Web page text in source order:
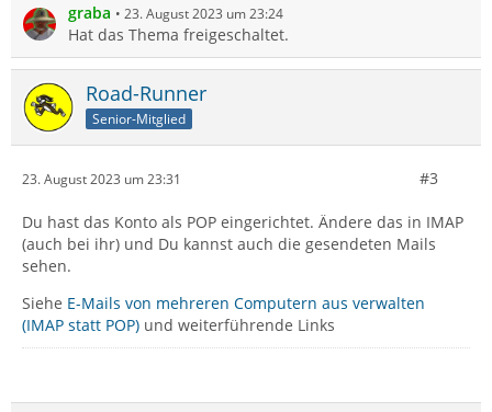
graba 23. August 2023 um 23:24
Hat das Thema freigeschaltet.
Road-Runner
Senior-Mitglied
23. August 2023 um 23:31 #3
Du hast das Konto als POP eingerichtet. Ändere das in IMAP
(auch bei ihr) und Du kannst auch die gesendeten Mails
sehen.
Siehe E-Mails von mehreren Computern aus verwalten
(IMAP statt POP) und weiterführende Links